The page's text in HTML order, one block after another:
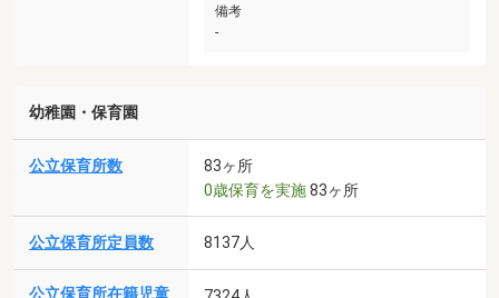
備考
-
幼稚園・保育園
公立保育所数
83ヶ所
0歳保育を実施83ヶ所
公立保育所定員数 8137人
公立保育所在籍児童